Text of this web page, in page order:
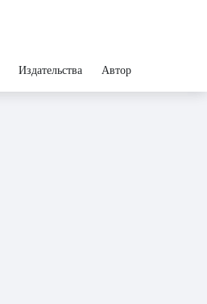
Издательства Авторы